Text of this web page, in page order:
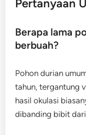
Pertanyaan
Berapa lama
berbuah?
Pohon durian
tahun, tergantung
hasil okulasi
dibanding bibit